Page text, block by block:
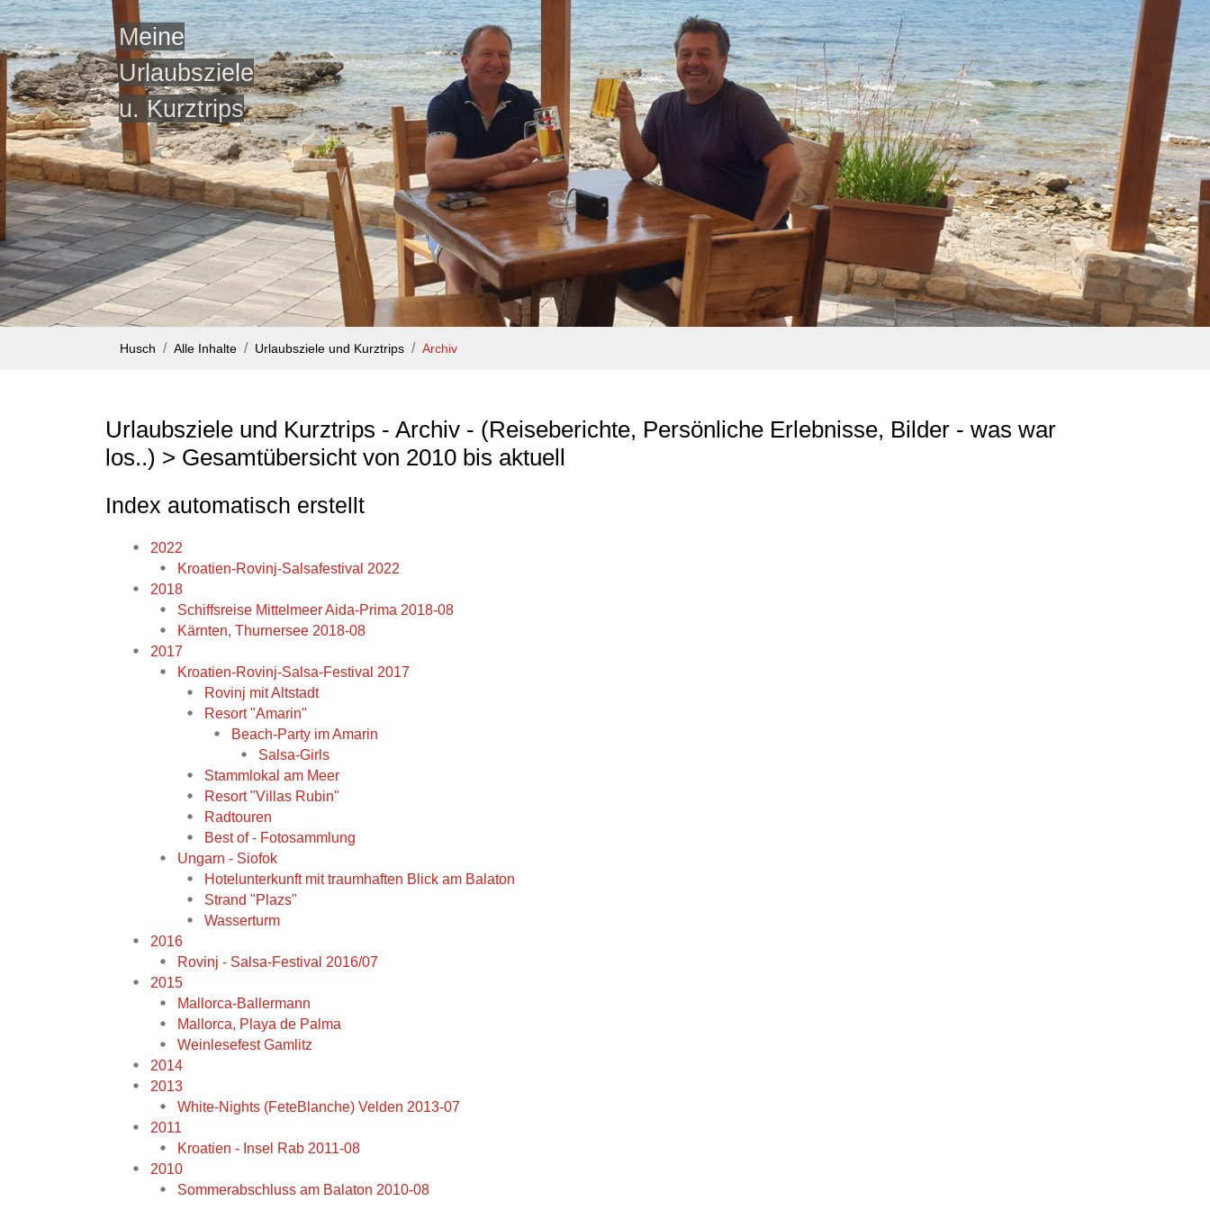
Meine
Urlaubsziele
u. Kurztrips
Husch Alle Inhalte Urlaubsziele und Kurztrips Archiv
Urlaubsziele und Kurztrips - Archiv - (Reiseberichte, Persönliche Erlebnisse, Bilder - was war
los..) > Gesamtübersicht von 2010 bis aktuell
Index automatisch erstellt
2022
Kroatien-Rovinj-Salsafestival 2022
2018
Schiffsreise Mittelmeer Aida-Prima 2018-08
Kärnten, Thurnersee 2018-08
2017
Kroatien-Rovinj-Salsa-Festival 2017
Rovinj mit Altstadt
Resort "Amarin"
Beach-Party im Amarin
Salsa-Girls
Stammlokal am Meer
Resort "Villas Rubin"
Radtouren
Best of - Fotosammlung
Ungarn - Siofok
Hotelunterkunft mit traumhaften Blick am Balaton
Strand "Plazs"
Wasserturm
2016
Rovinj - Salsa-Festival 2016/07
2015
Mallorca-Ballermann
Mallorca, Playa de Palma
Weinlesefest Gamlitz
2014
2013
White-Nights (FeteBlanche) Velden 2013-07
2011
Kroatien - Insel Rab 2011-08
2010
Sommerabschluss am Balaton 2010-08